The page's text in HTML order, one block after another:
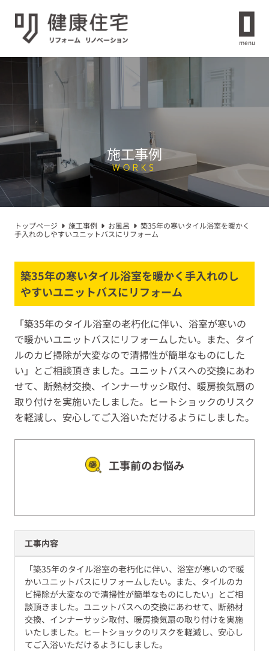
menu
施工事例
WORKS
トップページ 施工事例 お風呂
築35年の寒いタイル浴室を暖かく
手入れのしやすいユニットバスにリフォーム
築35年の寒いタイル浴室を暖かく手入れのし
やすいユニットバスにリフォーム
「築35年のタイル浴室の老朽化に伴い、浴室が寒いの
で暖かいユニットバスにリフォームしたい。また、タイ
ルのカビ掃除が大変なので清掃性が簡単なものにした
い」とご相談頂きました。ユニットバスへの交換にあわ
せて、断熱材交換、インナーサッシ取付、暖房換気扇の
取り付けを実施いたしました。ヒートショックのリスク
を軽減し、安心してご入浴いただけるようにしました。
工事前のお悩み
工事内容
「築35年のタイル浴室の老朽化に伴い、浴室が寒いので暖
かいユニットバスにリフォームしたい。また、タイルのカ
ビ掃除が大変なので清掃性が簡単なものにしたい」とご相
談頂きました。ユニットバスへの交換にあわせて、断熱材
交換、インナーサッシ取付、暖房換気扇の取り付けを実施
いたしました。ヒートショックのリスクを軽減し、安心し
てご入浴いただけるようにしました。